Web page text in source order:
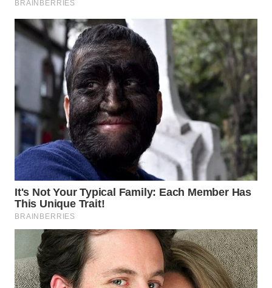
WN
LIKUPANG
WN
LABUANBAJO
WN
BORNEO
Wahana
Media
Group
WAHANA
NEWS
WAHANA
TANI
WAHANA